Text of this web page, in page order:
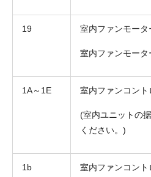
19 室内ファンモー
室内ファンモータ
1A～1E 室内ファンコント
(室内ユニットの
ください。)
1b 室内ファンコン